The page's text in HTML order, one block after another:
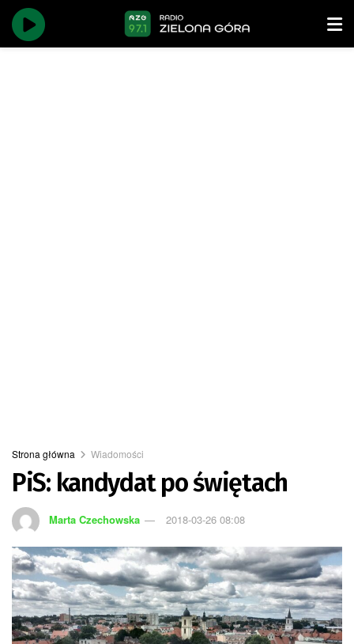
Strona główna Wiadomości
PiS: kandydat po świętach
Marta Czechowska 2018-03-26 08:08